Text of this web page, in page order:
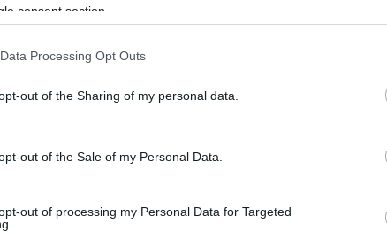
consent section.
Processing Opt Outs
out of the Sharing of my personal data.
out of the Sale of my Personal Data.
out of processing my Personal Data for Targeted